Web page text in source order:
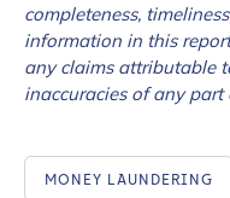
completeness,
information in this
any claims attributable
inaccuracies of any part
MONEY LAUNDERING